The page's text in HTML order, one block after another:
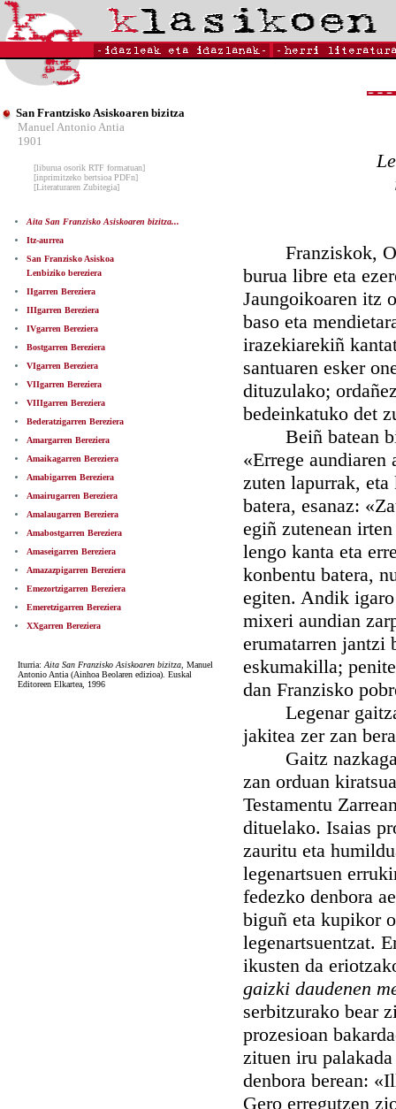
San Frantzisko Asiskoaren bizitza
Manuel Antonio Antia
1901
[liburua osorik RTF formatuan]
[inprimitzeko bertsioa PDFn]
[Literaturaren Zubitegia]
Aita San Franzisko Asiskoaren bizitza...
Itz-aurrea
San Franzisko Asiskoa
Lenbiziko bereziera
IIgarren Bereziera
IIIgarren Bereziera
IVgarren Bereziera
Bostgarren Bereziera
VIgarren Bereziera
VIIgarren Bereziera
VIIIgarren Bereziera
Bederatzigarren Bereziera
Amargarren Bereziera
Amaikagarren Bereziera
Amabigarren Bereziera
Amairugarren Bereziera
Amalaugarren Bereziera
Amabostgarren Bereziera
Amaseigarren Bereziera
Amazazpigarren Bereziera
Emezortzigarren Bereziera
Emeretzigarren Bereziera
XXgarren Bereziera
Iturria: Aita San Franzisko Asiskoaren bizitza , Manuel
Antonio Antia (Ainhoa Beolaren edizioa). Euskal
Editoreen Elkartea, 1996
Franziskok,
burua libre eta
Jaungoikoaren itz
baso eta
irazekiarekiñ
santuaren esker
dituzulako;
bedeinkatuko det
Beiñ batean
«Errege aundiaren
zuten lapurrak,
batera, esanaz:
egiñ zutenean
lengo kanta eta
konbentu batera,
egiten. Andik
mixeri aundian
erumatarren jantzi
eskumakilla;
dan Franzisko
Legenar gaitzak
jakitea zer zan
Gaitz
zan orduan
Testamentu
dituelako. Isaias
zauritu eta
legenartsuen
fedezko denbora
biguñ eta kupikor
legenartsuentzat.
ikusten da
gaizki daudenen
serbitzurako bear
prozesioan
zituen iru
denbora berean:
Gero erregutzen